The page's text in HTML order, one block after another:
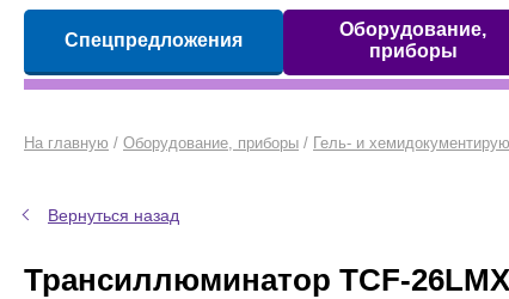
Спецпредложения
Оборудование,
приборы
На главную / Оборудование, приборы / Гель- и
Вернуться назад
Трансиллюминатор TCF-